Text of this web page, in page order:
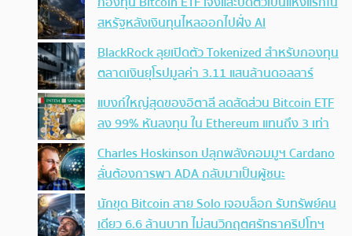
สหรัฐหลังเงินทุนไหลออกไปฝั่ง AI
BlackRock ลุยเปิดตัว Tokenized สำหรับกองทุน
ตลาดเงินยุโรปมูลค่า 3.11 แสนล้านดอลลาร์
แบงก์ใหญ่สุดของอิตาลี ลดสัดส่วน Bitcoin ETF
ลง 99% หันลงทุน ใน Ethereum แทนถึง 3 เท่า
Charles Hoskinson ปลุกพลังคอมมูฯ Cardano
ลั่นต้องการพา ADA กลับมาเป็นผู้ชนะ
นักขุด Bitcoin สาย Solo เจอบล็อก รับทรัพย์คน
เดียว 6.6 ล้านบาท ไม่สนวิกฤตศรัทธาคริปโทฯ